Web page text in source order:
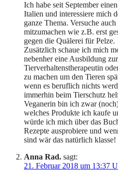
Ich habe seit September
Italien und interessiere mich
ganze Thema. Versuche
mitzumachen wie z.B. erst
gegen die Quälerei für Pelze.
Zusätzlich schaue ich mich
nebenher eine Ausbildung
Tierverhaltenstherapeutin
zu machen um den Tieren
wenn es beruflich nichts
immerhin beim Tierschutz
Veganerin bin ich zwar
welches Produkte ich kaufe
würde ich mich über das
Rezepte ausprobiere und
sind wär das natürlich klasse!
Anna Rad. sagt:
21. Februar 2018 um 13:37